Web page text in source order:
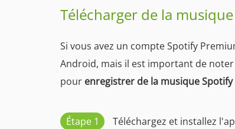
Télécharger de la
Si vous avez un compte Spotify
Android, mais il est important de
pour enregistrer de la musique
Étape 1 Téléchargez et installez